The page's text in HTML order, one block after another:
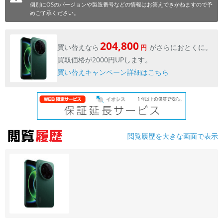
個別にOSのバージョンや製造番号などの情報はお答えできかねますので予
めご了承ください。
買い替えなら 204,800 円 がさらにおとくに。
買取価格が2000円UPします。
買い替えキャンペーン詳細はこちら
閲覧履歴を大きな画面で表示